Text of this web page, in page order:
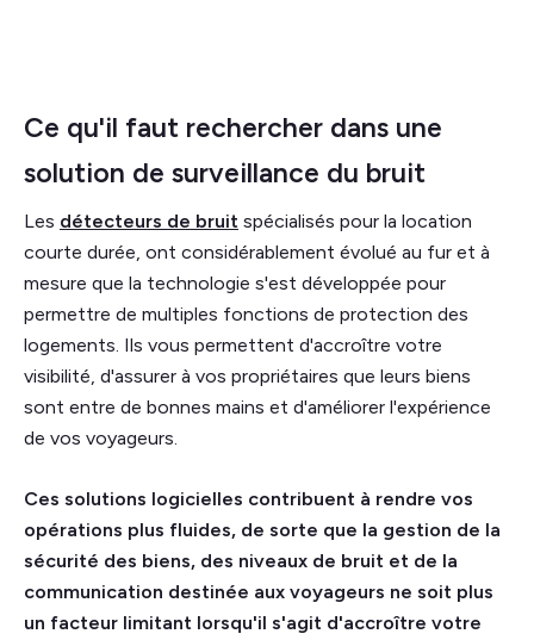
Ce qu'il faut rechercher dans une
solution de surveillance du bruit
Les détecteurs de bruit spécialisés pour la location
courte durée, ont considérablement évolué au fur et à
mesure que la technologie s'est développée pour
permettre de multiples fonctions de protection des
logements. Ils vous permettent d'accroître votre
visibilité, d'assurer à vos propriétaires que leurs biens
sont entre de bonnes mains et d'améliorer l'expérience
de vos voyageurs.
Ces solutions logicielles contribuent à rendre vos
opérations plus fluides, de sorte que la gestion de la
sécurité des biens, des niveaux de bruit et de la
communication destinée aux voyageurs ne soit plus
un facteur limitant lorsqu'il s'agit d'accroître votre